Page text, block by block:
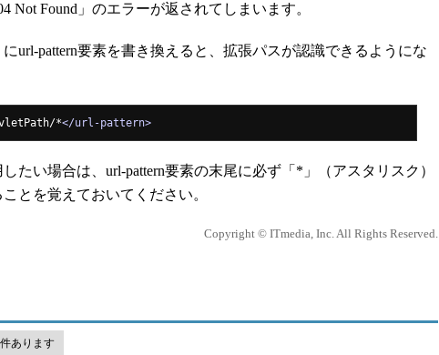
Not Found」のエラーが返されてしまいます。
url-pattern要素を書き換えると、拡張パスが認識できるようにな
*</url-pattern>
たい場合は、url-pattern要素の末尾に必ず「*」（アスタリスク）
とを覚えておいてください。
Copyright © ITmedia, Inc. All Rights Reserved.
あります